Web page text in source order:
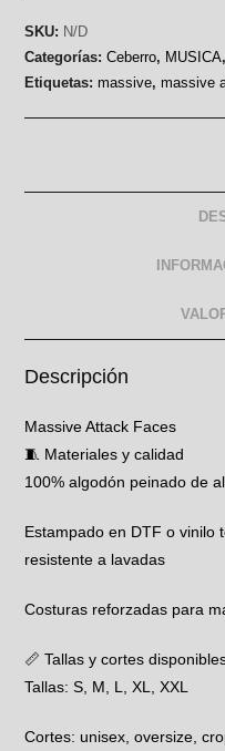
SKU: N/D
Categorías:Ceberro, MUSICA
Etiquetas:massive,massive
Descripción
Massive Attack Faces
🧵 Materiales y calidad
100% algodón peinado de
Estampado en DTF o vinilo
resistente a lavadas
Costuras reforzadas para
📏 Tallas y cortes
Tallas: S, M, L, XL, XXL
Cortes: unisex, oversize,